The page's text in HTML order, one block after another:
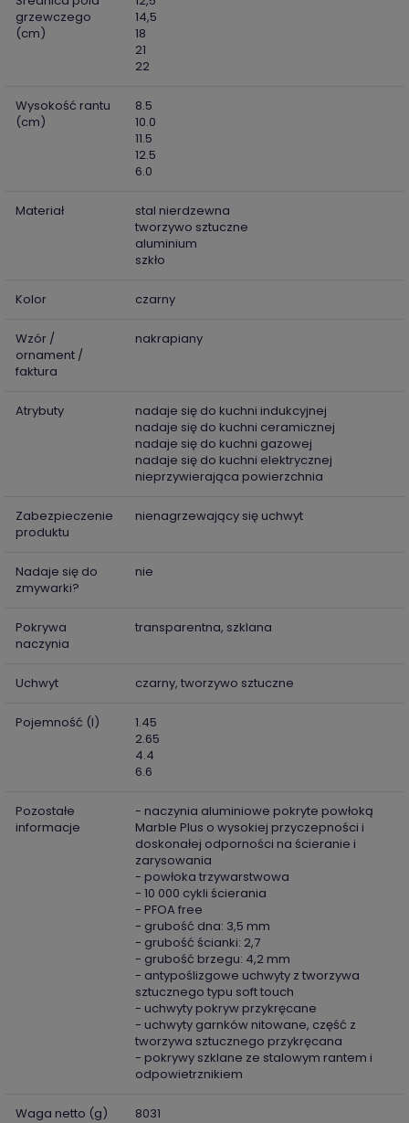
grzewczego
(cm)
14,5
18
21
22
Wysokość rantu
(cm)
8.5
10.0
11.5
12.5
6.0
Materiał
stal nierdzewna
tworzywo sztuczne
aluminium
szkło
Kolor czarny
Wzór /
ornament /
faktura
nakrapiany
Atrybuty
nadaje się do kuchni indukcyjnej
nadaje się do kuchni ceramicznej
nadaje się do kuchni gazowej
nadaje się do kuchni elektrycznej
nieprzywierająca powierzchnia
Zabezpieczenie
produktu
nienagrzewający się uchwyt
Nadaje się do
zmywarki?
nie
Pokrywa
naczynia
transparentna, szklana
Uchwyt czarny, tworzywo sztuczne
Pojemność (l)
1.45
2.65
4.4
6.6
Pozostałe
informacje
- naczynia aluminiowe pokryte powłoką
Marble Plus o wysokiej przyczepności i
doskonałej odporności na ścieranie i
zarysowania
- powłoka trzywarstwowa
- 10 000 cykli ścierania
- PFOA free
- grubość dna: 3,5 mm
- grubość ścianki: 2,7
- grubość brzegu: 4,2 mm
- antypoślizgowe uchwyty z tworzywa
sztucznego typu soft touch
- uchwyty pokryw przykręcane
- uchwyty garnków nitowane, część z
tworzywa sztucznego przykręcana
- pokrywy szklane ze stalowym rantem i
odpowietrznikiem
Waga netto (g) 8031